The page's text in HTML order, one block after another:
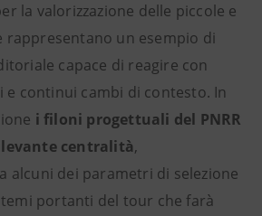
la valorizzazione delle piccole e
rappresentano un esempio di
capace di reagire con
e continui cambi di contesto. In
i filoni progettuali del PNRR
centralità,
alcuni dei parametri di selezione
portanti del tour che farà